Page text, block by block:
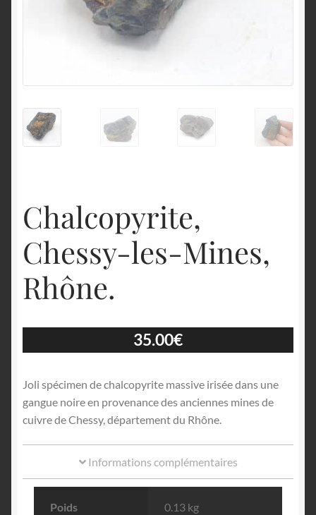
Chalcopyrite,
Chessy-les-Mines,
Rhône.
35.00€
Joli spécimen de chalcopyrite massive irisée dans une
gangue noire en provenance des anciennes mines de
cuivre de Chessy, département du Rhône.
Informations complémentaires
Poids 0.13 kg